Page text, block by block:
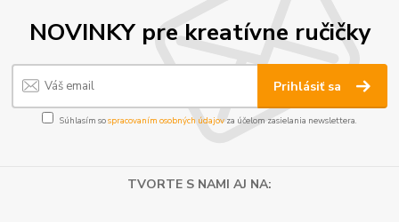
NOVINKY pre kreatívne ručičky
Prihlásiť sa
Súhlasím sospracovaním osobných údajov za účelom zasielania newslettera.
TVORTE S NAMI AJ NA: